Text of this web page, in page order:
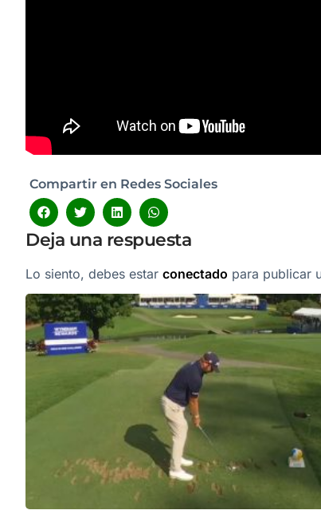
Compartir en Redes Sociales
Deja una respuesta
Lo siento, debes estar conectado para publicar